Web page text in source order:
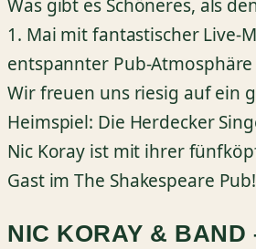
Was gibt es Schöneres, als
1. Mai mit fantastischer Live-
entspannter Pub-
Wir freuen uns riesig auf ein
Heimspiel: Die Herdecker
Nic Koray ist mit ihrer
Gast im The Shakespeare Pub!
NIC KORAY & BAND